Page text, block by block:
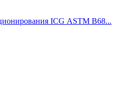
ICG ASTM B68...